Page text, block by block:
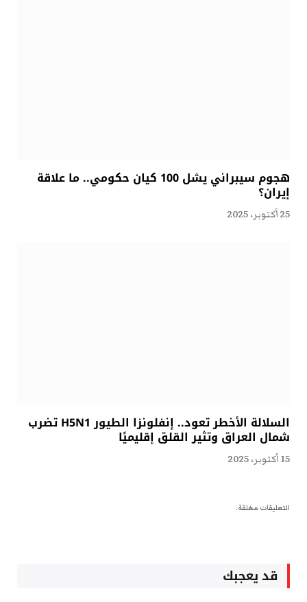
هجوم سيبراني يشل 100 كيان حكومي.. ما علاقة
إيران؟
25 أكتوبر، 2025
السلالة الأخطر تعود.. إنفلونزا الطيور H5N1 تضرب
شمال العراق وتثير القلق إقليميًا
15 أكتوبر، 2025
التعليقات مغلقة.
قد يعجبك